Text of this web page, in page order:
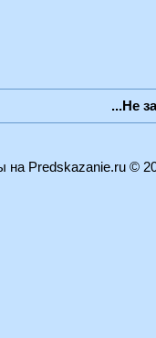
...Не
на Predskazanie.ru©